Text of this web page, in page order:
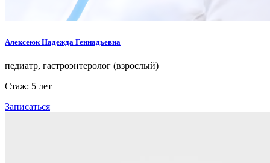
Алексеюк Надежда Геннадьевна
педиатр, гастроэнтеролог (взрослый)
Стаж: 5 лет
Записаться